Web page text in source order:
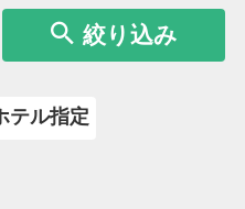
絞り込み
テル指定